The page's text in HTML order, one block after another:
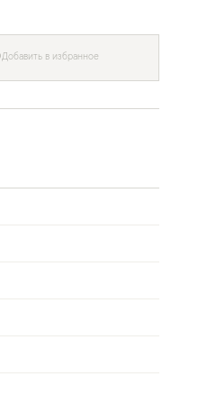
Добавить в избранное